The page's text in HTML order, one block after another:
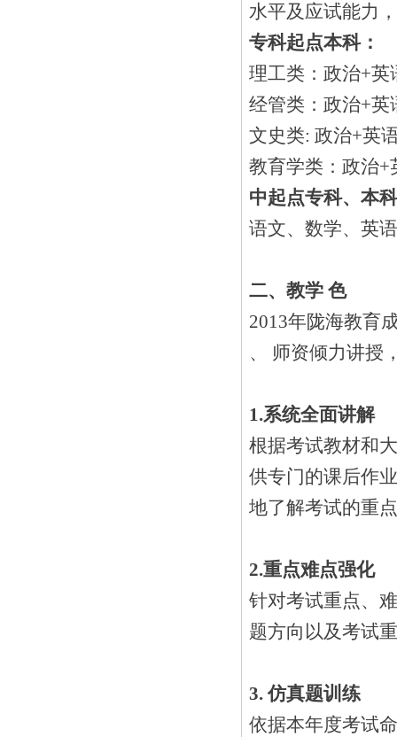
水平及应试能力
专科起点本科：
理工类：政治+英
经管类：政治+英
文史类: 政治+英
教育学类：政治+
中起点专科、本
语文、数学、英语
二、教学 色
2013年陇海教育
、 师资倾力讲授
1.系统全面讲解
根据考试教材和
供专门的课后作
地了解考试的重
2.重点难点强化
针对考试重点、
题方向以及考试
3.仿真题训练
依据本年度考试